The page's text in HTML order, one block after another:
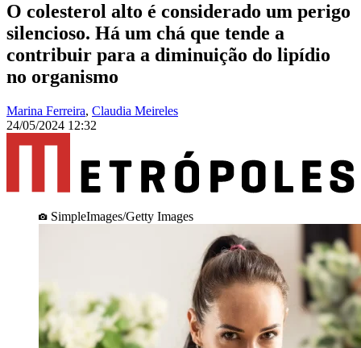
O colesterol alto é considerado um perigo
silencioso. Há um chá que tende a
contribuir para a diminuição do lipídio
no organismo
Marina Ferreira, Claudia Meireles
24/05/2024 12:32
SimpleImages/Getty Images